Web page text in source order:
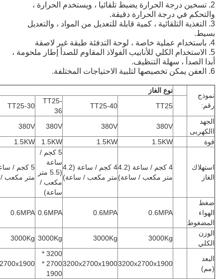
درجة الحرارة يضبط تلقائيا ، ويستخدم الحرارة ،
في درجة الحرارة دقيقة.
التلقائية ، كمية قابلة للتعديل من المواد ، والتعديل
الكلي للأنابيب الفولاذ المقاوم للصدأ إطار ملحومة ،
الصدأ ، سهلة التنظيف.
نوع الغاز
TT25-40
TT25-30
380V
1.5KW
1.5KW
1.5KW
1.5KW
4 كجم / ساعة (4.2
متر مكعب / ساعة)
4 كجم / ساعة (4.2
متر مكعب / ساعة)
5 كجم /
(5.5 متر
مكعب /
5 كجم / ساعة (5.5
متر مكعب / ساعة)
0.6MPA
0.6MPA
0.6MPA
0.6MPA
3000Kg
3000Kg
3000Kg
3000Kg
3200x2700x1900
3200x2700x1900
2700 *
3200x2700x1900